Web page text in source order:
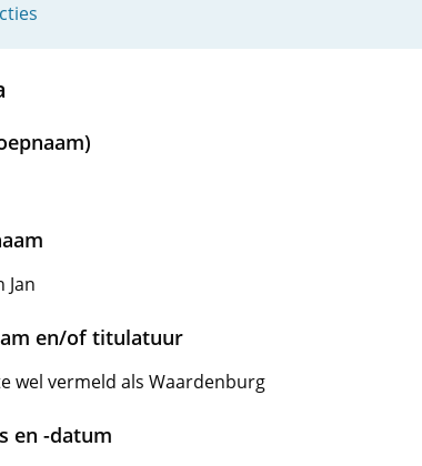
Jan
en/of titulatuur
wel vermeld als Waardenburg
en -datum